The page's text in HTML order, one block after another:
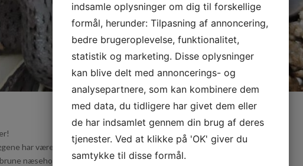
har været i inkubation, indtil 3 af dem klækkede d. 13-08-2022, hvilket har
næsehornsnoge
indsamle oplysninger om dig til forskellige
formål, herunder: Tilpasning af annoncering,
bedre brugeroplevelse, funktionalitet,
statistik og marketing. Disse oplysninger
kan blive delt med annoncerings- og
analysepartnere, som kan kombinere dem
med data, du tidligere har givet dem eller
de har indsamlet gennem din brug af deres
tjenester. Ved at klikke på 'OK' giver du
samtykke til disse formål.